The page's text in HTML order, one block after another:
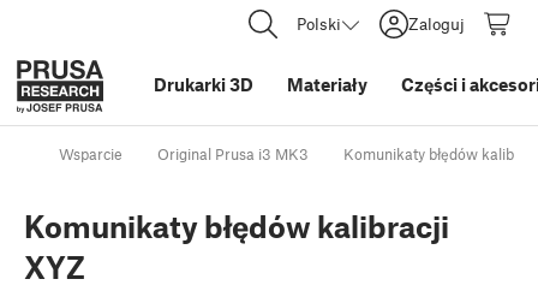
Polski Zaloguj
Drukarki 3D Materiały Części i
Wsparcie Original Prusa i3 MK3 Komunikaty błędów
Komunikaty błędów kalibracji
XYZ